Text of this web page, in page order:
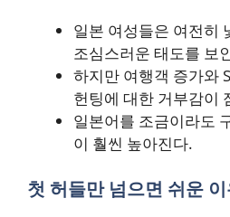
일본 여성들은 여전히
조심스러운 태도를 보
하지만 여행객 증가와
헌팅에 대한 거부감이
일본어를 조금이라도
이 훨씬 높아진다.
첫 허들만 넘으면 쉬운